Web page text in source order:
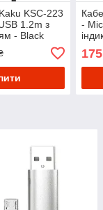
KSC-223
1.2m з
- Black
-
175